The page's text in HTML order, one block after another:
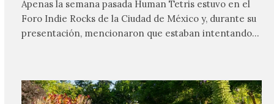
Apenas la semana pasada Human Tetris estuvo en el
Foro Indie Rocks de la Ciudad de México y, durante su
presentación, mencionaron que estaban intentando…